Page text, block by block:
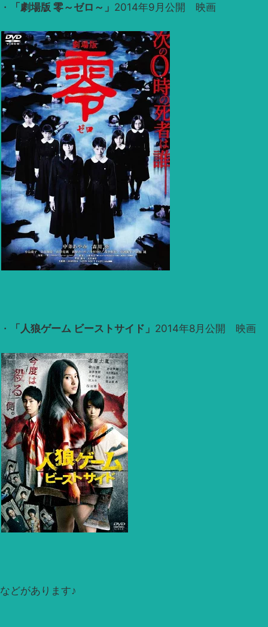
・ 「劇場版 零～ゼロ～」 2014年9月公開 映画
・ 「人狼ゲーム ビーストサイド」 2014年8月公開 映画
などがあります♪